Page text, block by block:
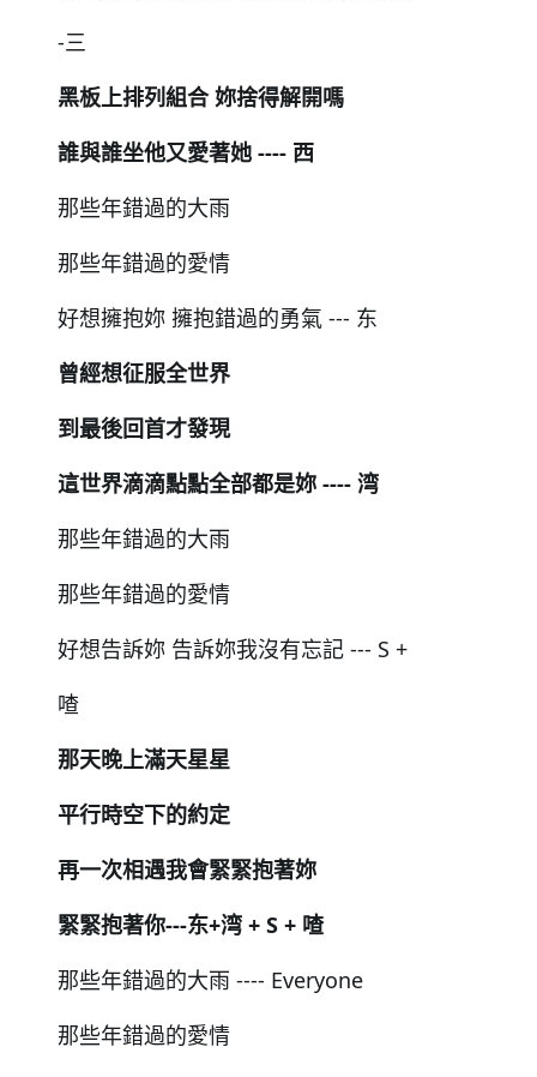
-三
黑板上排列組合 妳捨得解開嗎
誰與誰坐他又愛著她 ---- ⻄
那些年錯過的大雨
那些年錯過的愛情
好想擁抱妳 擁抱錯過的勇氣 --- 东
曾經想征服全世界
到最後回首才發現
這世界滴滴點點全部都是妳 ---- 湾
那些年錯過的大雨
那些年錯過的愛情
好想告訴妳 告訴妳我沒有忘記 --- S +
喳
那天晚上滿天星星
平行時空下的約定
再⼀次相遇我會緊緊抱著妳
緊緊抱著你---东+湾 + S + 喳
那些年錯過的大雨 ---- Everyone
那些年錯過的愛情